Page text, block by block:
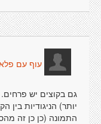
עוף עם
גם בקוצים יש
יותר) הניגודיות
התמונה (כן כן זה